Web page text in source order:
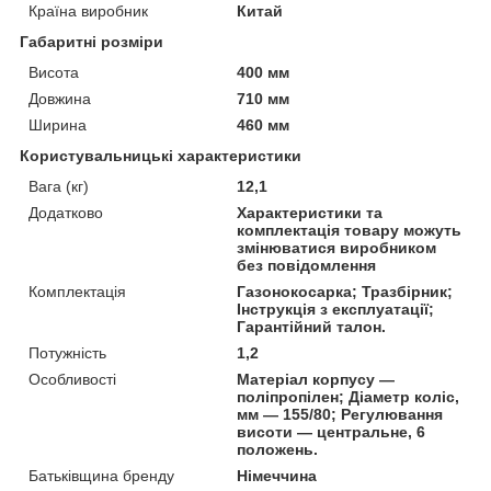
Країна виробник
Китай
Габаритні розміри
Висота
400 мм
Довжина
710 мм
Ширина
460 мм
Користувальницькі характеристики
Вага (кг)
12,1
Додатково
Характеристики та
комплектація товару можуть
змінюватися виробником
без повідомлення
Комплектація
Газонокосарка; Тразбірник;
Інструкція з експлуатації;
Гарантійний талон.
Потужність
1,2
Особливості
Матеріал корпусу —
поліпропілен; Діаметр коліс,
мм — 155/80; Регулювання
висоти — центральне, 6
положень.
Батьківщина бренду
Німеччина